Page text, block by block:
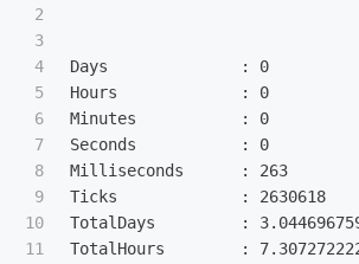
2
3
4
5
6
7
8
9
10
11
Days :
0
Hours
:
0
Minutes
:
0
Seconds
:
0
Milliseconds
:
263
Ticks
:
2630618
TotalDays
:
TotalHours
: